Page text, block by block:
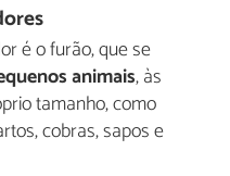
é o furão, que se
animais, às
tamanho, como
cobras, sapos e